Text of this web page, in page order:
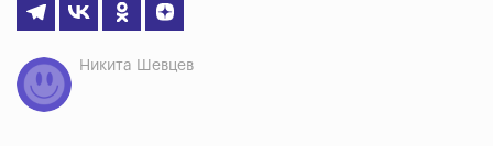
Никита Шевцев